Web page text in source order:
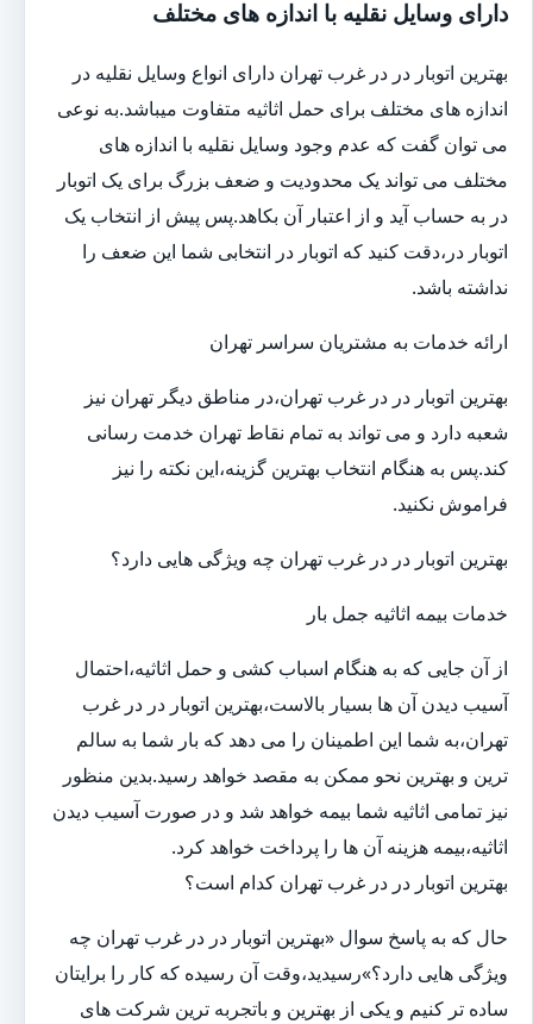
دارای وسایل نقلیه با اندازه های مختلف
بهترین اتوبار در در غرب تهران دارای انواع وسایل نقلیه در
اندازه های مختلف برای حمل اثاثیه متفاوت می‎باشد.به نوعی
می توان گفت که عدم وجود وسایل نقلیه با اندازه های
مختلف می تواند یک محدودیت و ضعف بزرگ برای یک اتوبار
در به حساب آید و از اعتبار آن بکاهد.پس پیش از انتخاب یک
اتوبار در،دقت کنید که اتوبار در انتخابی شما این ضعف را
نداشته باشد.
ارائه خدمات به مشتریان سراسر تهران
بهترین اتوبار در در غرب تهران،در مناطق دیگر تهران نیز
شعبه دارد و می تواند به تمام نقاط تهران خدمت رسانی
کند.پس به هنگام انتخاب بهترین گزینه،این نکته را نیز
فراموش نکنید.
بهترین اتوبار در در غرب تهران چه ویژگی هایی دارد؟
خدمات بیمه اثاثیه جمل بار
از آن جایی که به هنگام اسباب کشی و حمل اثاثیه،احتمال
آسیب دیدن آن ها بسیار بالاست،بهترین اتوبار در در غرب
تهران،به شما این اطمینان را می دهد که بار شما به سالم
ترین و بهترین نحو ممکن به مقصد خواهد رسید.بدین منظور
نیز تمامی اثاثیه شما بیمه خواهد شد و در صورت آسیب دیدن
اثاثیه،بیمه هزینه آن ها را پرداخت خواهد کرد.
بهترین اتوبار در در غرب تهران کدام است؟
حال که به پاسخ سوال «بهترین اتوبار در در غرب تهران چه
ویژگی هایی دارد؟»رسیدید،وقت آن رسیده که کار را برایتان
ساده تر کنیم و یکی از بهترین و باتجربه ترین شرکت های